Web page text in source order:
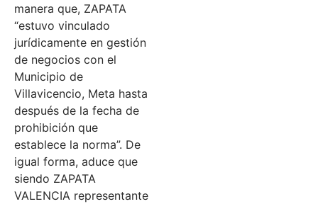
manera que, ZAPATA
“estuvo vinculado
jurídicamente en gestión
de negocios con el
Municipio de
Villavicencio, Meta hasta
después de la fecha de
prohibición que
establece la norma”. De
igual forma, aduce que
siendo ZAPATA
VALENCIA representante